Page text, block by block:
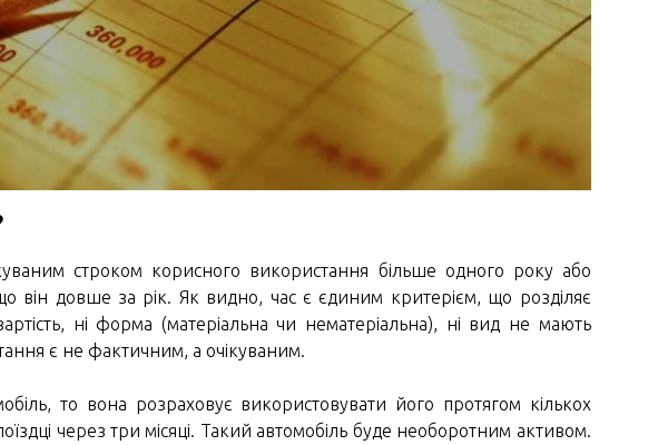
строком корисного використання більше одного року або
він довше за рік. Як видно, час є єдиним критерієм, що розділяє
ні форма (матеріальна чи нематеріальна), ні вид не мають
є не фактичним, а очікуваним.
то вона розраховує використовувати його протягом кількох
через три місяці. Такий автомобіль буде необоротним активом.